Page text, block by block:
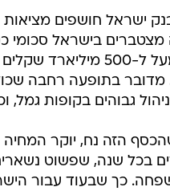
ישראל חושפים מציאות
בישראל סכומי
ידי הציבור. התוצאה?
בתופעה רחבה
גבוהים בקופות גמל,
הזה נח, יוקר
בכל שנה, שפשוט
כך שבעוד עבור